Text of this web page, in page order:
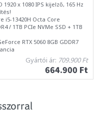
1920 x 1080 IPS kijelző, 165 Hz
i5-13420H Octa Core
/ 1TB PCIe NVMe SSD + 1TB
RTX 5060 8GB GDDR7
Gyártói ár: 709.900 Ft
664.900 Ft